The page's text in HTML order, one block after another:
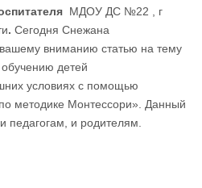
МДОУ ДС №22 , г
. Сегодня Снежана
вниманию статью на тему
детей
условиях с помощью
методике Монтессори». Данный
педагогам, и родителям.